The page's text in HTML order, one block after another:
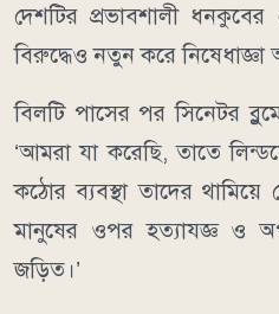
দেশটির প্রভাবশালী ধনকুবের
বিরুদ্ধেও নতুন করে
বিলটি পাসের পর সিনেটর
‘আমরা যা করেছি, তাতে
কঠোর ব্যবস্থা তাদের থামিয়ে
মানুষের ওপর হত্যাযজ্ঞ ও
জড়িত।’